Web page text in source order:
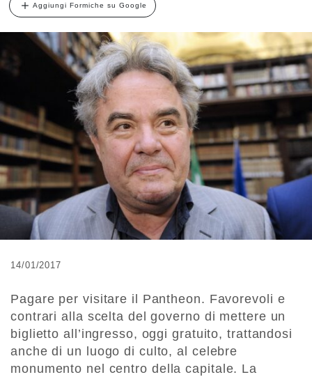
Aggiungi Formiche su Google
14/01/2017
Pagare per visitare il Pantheon. Favorevoli e
contrari alla scelta del governo di mettere un
biglietto all’ingresso, oggi gratuito, trattandosi
anche di un luogo di culto, al celebre
monumento nel centro della capitale. La